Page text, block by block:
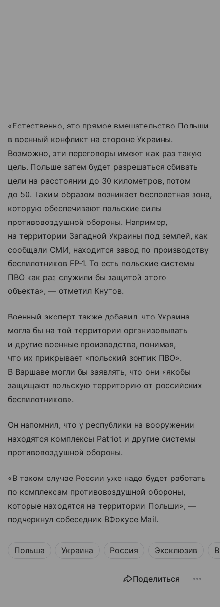
«Естественно, это прямое вмешательство Польши
в военный конфликт на стороне Украины.
Возможно, эти переговоры имеют как раз такую
цель. Польше затем будет разрешаться сбивать
цели на расстоянии до 30 километров, потом
до 50. Таким образом возникает бесполетная зона,
которую обеспечивают польские силы
противовоздушной обороны. Например,
на территории Западной Украины под землей, как
сообщали СМИ, находится завод по производству
беспилотников FP-1. То есть польские системы
ПВО как раз служили бы защитой этого
объекта», — отметил Кнутов.
Военный эксперт также добавил, что Украина
могла бы на той территории организовывать
и другие военные производства, понимая,
что их прикрывает «польский зонтик ПВО».
В Варшаве могли бы заявлять, что они «якобы
защищают польскую территорию от российских
беспилотников».
Он напомнил, что у республики на вооружении
находятся комплексы Patriot и другие системы
противовоздушной обороны.
«В таком случае России уже надо будет работать
по комплексам противовоздушной обороны,
которые находятся на территории Польши», —
подчеркнул собеседник ВФокусе Mail.
Польша Украина Россия Эксклюзив
Поделиться